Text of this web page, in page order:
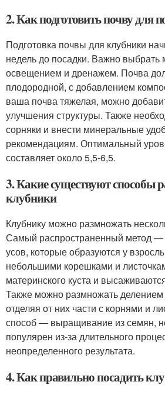
2. Как подготовить почву для
Подготовка почвы для клубники
недель до посадки. Важно выбрать
освещением и дренажем. Почва
плодородной, с добавлением
ваша почва тяжелая, можно
улучшения структуры. Также
сорняки и внести минеральные
рекомендациям. Оптимальный
составляет около 5,5-6,5.
3. Какие существуют способы
клубники
Клубнику можно размножать
Самый распространенный метод —
усов, которые образуются у
небольшими корешками и
материнского куста и
Также можно размножать делением
отделяя от них части с корнями и
способ — выращивание из семян,
популярен из-за длительного
неопределенного результата.
4. Как правильно посадить